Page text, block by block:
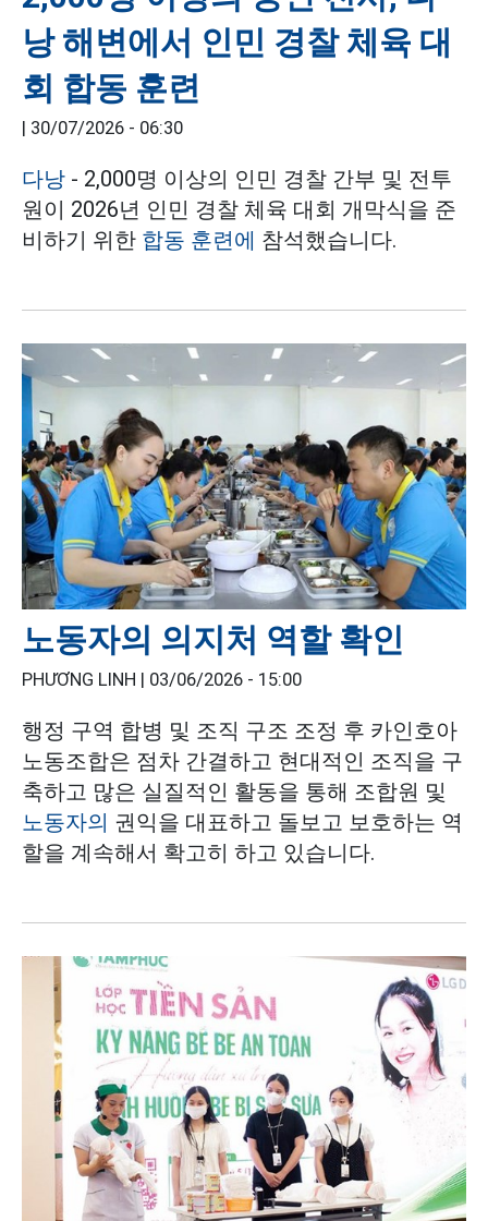
낭 해변에서 인민 경찰 체육 대
회 합동 훈련
| 30/07/2026 - 06:30
다낭 - 2,000명 이상의 인민 경찰 간부 및 전투
원이 2026년 인민 경찰 체육 대회 개막식을 준
비하기 위한 합동 훈련에 참석했습니다.
노동자의 의지처 역할 확인
PHƯƠNG LINH | 03/06/2026 - 15:00
행정 구역 합병 및 조직 구조 조정 후 카인호아
노동조합은 점차 간결하고 현대적인 조직을 구
축하고 많은 실질적인 활동을 통해 조합원 및
노동자의 권익을 대표하고 돌보고 보호하는 역
할을 계속해서 확고히 하고 있습니다.